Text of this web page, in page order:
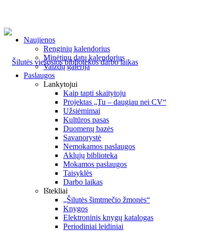
Naujienos
Renginių kalendorius
Minėtinų datų kalendorius
Vaizdų galerija
Paslaugos
Lankytojui
Kaip tapti skaitytoju
Projektas „Tu – daugiau nei CV“
Užsiėmimai
Kultūros pasas
Duomenų bazės
Savanorystė
Nemokamos paslaugos
Aklųjų biblioteka
Mokamos paslaugos
Taisyklės
Darbo laikas
Ištekliai
„Šilutės šimtmečio žmonės“
Knygos
Elektroninis knygų katalogas
Periodiniai leidiniai